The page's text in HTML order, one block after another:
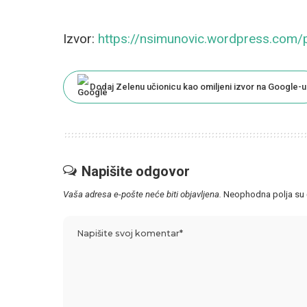
Izvor: https://nsimunovic.wordpress.com/
Dodaj Zelenu učionicu kao omiljeni izvor na Google-u
Napišite odgovor
Vaša adresa e-pošte neće biti objavljena. Neophodna polja su